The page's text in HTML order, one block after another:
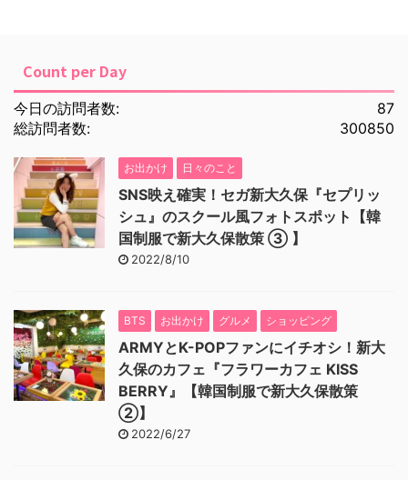
Count per Day
87
今日の訪問者数:
300850
総訪問者数:
お出かけ 日々のこと
SNS映え確実！セガ新大久保『セプリッ
シュ』のスクール風フォトスポット【韓
国制服で新大久保散策 ③ 】
2022/8/10
BTS お出かけ グルメ ショッピング
ARMYとK-POPファンにイチオシ！新大
久保のカフェ『フラワーカフェ KISS
BERRY』【韓国制服で新大久保散策
②】
2022/6/27